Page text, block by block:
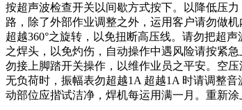
按超声波检查开关以间歇方式按下。以降低压
路，除了外部作业调整之外，运用客户请勿做
超越360°之旋转，以免扭断高压线。请勿把超
之焊头，以免灼伤，自动操作中遇风险请按紧
勿接上脚踏开关操作，以维作业员之平安。空
无负荷时，振幅表勿超越1A 超越1A 时请调整
动部位应揩试洁净，焊机每运用满一月。重新